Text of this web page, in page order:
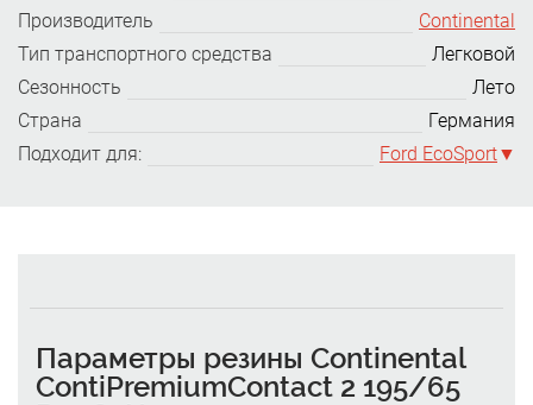
Производитель
Continental
Тип транспортного средства
Легковой
Сезонность
Лето
Страна
Германия
Подходит для:
Ford EcoSport
Параметры резины Continental
ContiPremiumContact 2 195/65